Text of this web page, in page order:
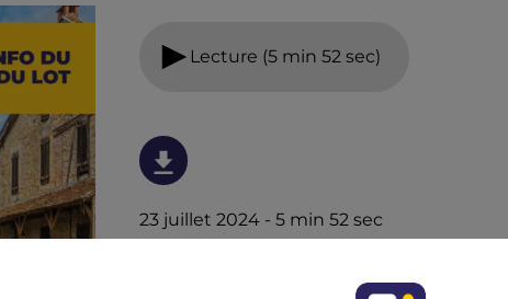
Lecture (5 min 52 sec)
23 juillet 2024 - 5 min 52 sec